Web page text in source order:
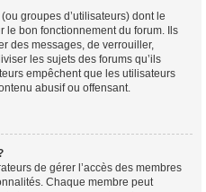
groupes d’utilisateurs) dont le
le bon fonctionnement du forum. Ils
des messages, de verrouiller,
les sujets des forums qu’ils
empêchent que les utilisateurs
abusif ou offensant.
de gérer l’accès des membres
Chaque membre peut